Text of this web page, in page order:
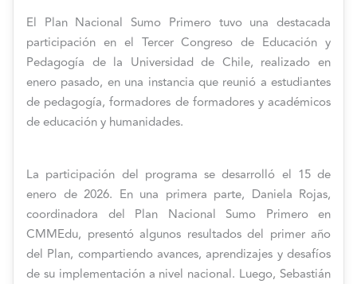
El Plan Nacional Sumo Primero tuvo una destacada
participación en el Tercer Congreso de Educación y
Pedagogía de la Universidad de Chile, realizado en
enero pasado, en una instancia que reunió a estudiantes
de pedagogía, formadores de formadores y académicos
de educación y humanidades.
La participación del programa se desarrolló el 15 de
enero de 2026. En una primera parte, Daniela Rojas,
coordinadora del Plan Nacional Sumo Primero en
CMMEdu, presentó algunos resultados del primer año
del Plan, compartiendo avances, aprendizajes y desafíos
de su implementación a nivel nacional. Luego, Sebastián